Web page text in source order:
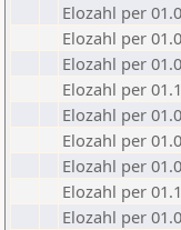
Elozahl per
Elozahl per
Elozahl per
Elozahl per
Elozahl per
Elozahl per
Elozahl per
Elozahl per
Elozahl per